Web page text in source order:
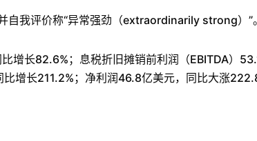
我评价称“异常强劲（extraordinarily strong）”。
增长82.6%；息税折旧摊销前利润（EBITDA）
增长211.2%；净利润46.8亿美元，同比大涨